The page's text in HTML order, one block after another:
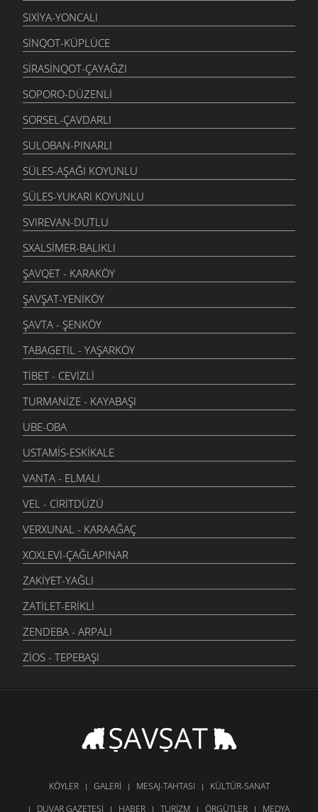
SIXIYA-YONCALI
SINQOT-KÜPLÜCE
SIRASINQOT-ÇAYAĞZI
SOPORO-DÜZENLI
SORSEL-ÇAVDARLI
SULOBAN-PINARLI
SÜLES-AŞAĞI KOYUNLU
SÜLES-YUKARI KOYUNLU
SVIREVAN-DUTLU
SXALSIMER-BALIKLI
ŞAVQET - KARAKÖY
ŞAVŞAT-YENIKÖY
ŞAVTA - ŞENKÖY
TABAGETIL - YAŞARKÖY
TIBET - CEVIZLI
TURMANIZE - KAYABAŞI
UBE-OBA
USTAMIS-ESKIKALE
VANTA - ELMALI
VEL - CIRITDÜZÜ
VERXUNAL - KARAAĞAÇ
XOXLEVI-ÇAĞLAPINAR
ZAKIYET-YAĞLI
ZATILET-ERIKLI
ZENDEBA - ARPALI
ZIOS - TEPEBAŞI
KÖYLER GALERI MESAJ-TAHTASI
KÜLTÜR-SANAT
DUVAR GAZETESI
HABER TURIZM ÖRGÜTLER MEDYA